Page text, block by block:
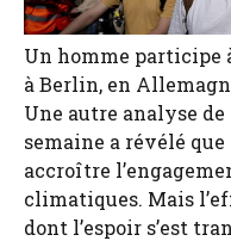
Un homme participe
à Berlin, en
Une autre analyse
semaine a révélé
accroître
climatiques. Mais
dont l’espoir s’est